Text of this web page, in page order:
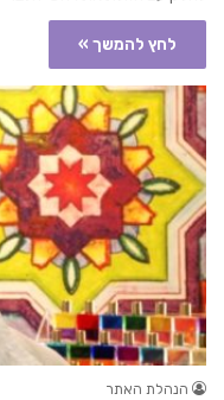
לחץ להמשך »
הנהלת האתר